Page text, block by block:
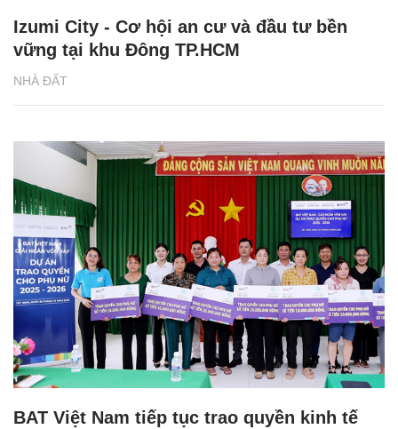
NHÀ ĐẤT
Izumi City - Cơ hội an cư và đầu tư bền
vững tại khu Đông TP.HCM
BAT Việt Nam tiếp tục trao quyền kinh tế